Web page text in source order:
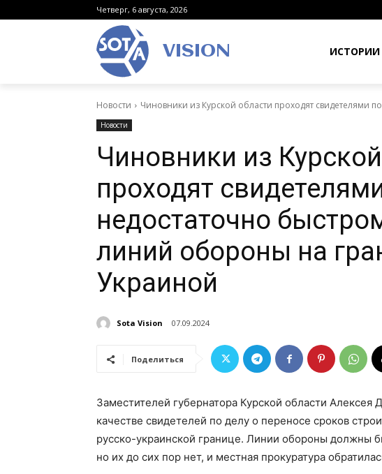
Четверг, 6 августа, 2026
VISION ИСТОРИИ
Новости Чиновники из Курской области проходят свидетелями
Новости
Чиновники из
проходят
недостаточно
линий обороны на
Украиной
Sota Vision 07.09.2024
Поделиться
Заместителей губернатора Курской области
качестве свидетелей по делу о переносе сроков
русско-украинской границе. Линии обороны должны
но их до сих пор нет, и местная прокуратура